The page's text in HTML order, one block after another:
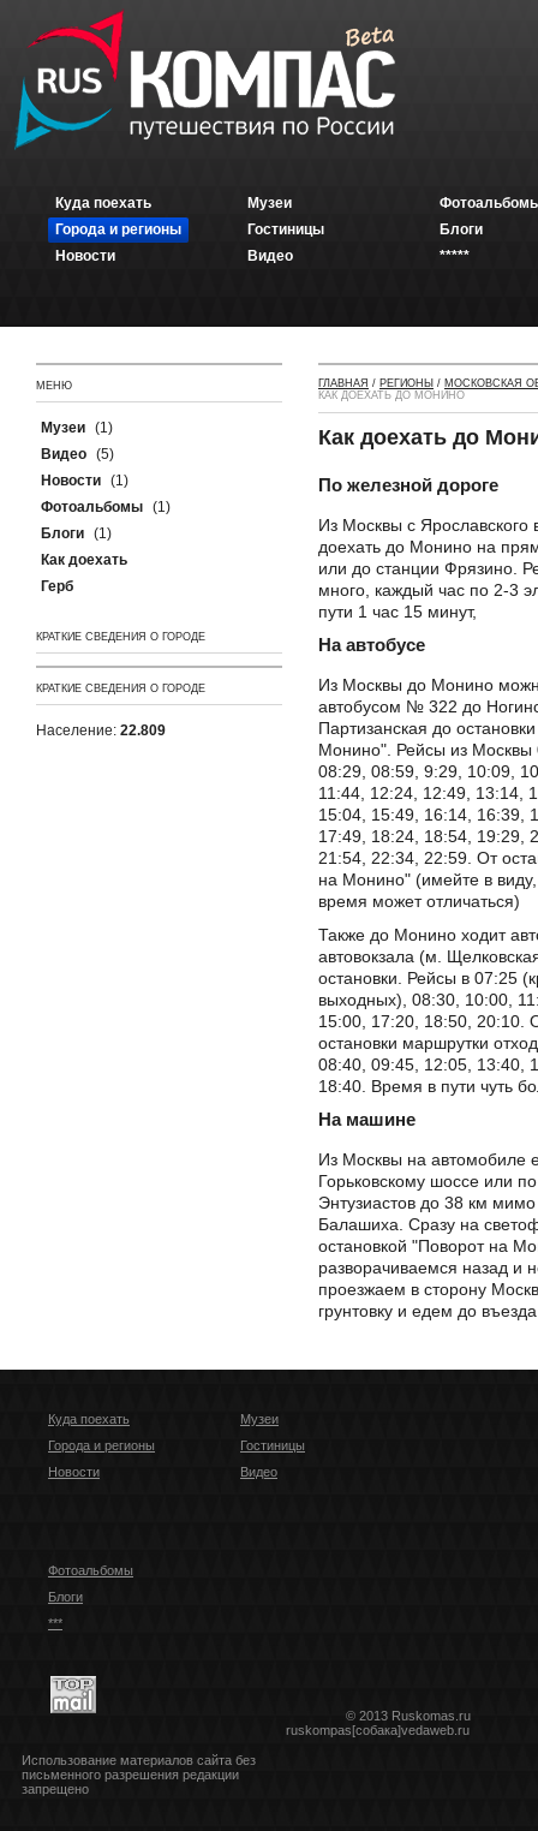
Куда поехать
Города и регионы
Новости
Музеи
Гостиницы
Видео
Блоги
*****
МЕНЮ
Музеи (1)
Видео (5)
Новости (1)
Фотоальбомы (1)
Блоги (1)
Как доехать
Герб
КРАТКИЕ СВЕДЕНИЯ О ГОРОДЕ
КРАТКИЕ СВЕДЕНИЯ О ГОРОДЕ
Население: 22.809
ГЛАВНАЯ / РЕГИОНЫ / МОСКОВСКАЯ
КАК ДОЕХАТЬ ДО МОНИНО
Как доехать до
По железной дороге
Из Москвы с Ярославского
доехать до Монино на
или до станции Фрязино.
много, каждый час по 2-3
пути 1 час 15 минут,
На автобусе
Из Москвы до Монино
автобусом № 322 до
Партизанская до
Монино". Рейсы из Москвы
08:29, 08:59, 9:29, 10:09,
11:44, 12:24, 12:49, 13:14,
15:04, 15:49, 16:14, 16:39,
17:49, 18:24, 18:54, 19:29,
21:54, 22:34, 22:59. От
на Монино" (имейте в
время может отличаться)
Также до Монино ходит
автовокзала (м.
остановки. Рейсы в 07:25
выходных), 08:30, 10:00,
15:00, 17:20, 18:50, 20:10.
остановки маршрутки
08:40, 09:45, 12:05, 13:40,
18:40. Время в пути чуть
На машине
Из Москвы на автомобиле
Горьковскому шоссе или
Энтузиастов до 38 км
Балашиха. Сразу на
остановкой "Поворот на
разворачиваемся назад и
проезжаем в сторону
грунтовку и едем до
Куда поехать
Города и регионы
Новости
Музеи
Гостиницы
Видео
Фотоальбомы
Блоги
***
© 2013 Ruskomas.ru
ruskompas[собака]vedaweb.ru
Использование материалов сайта без
письменного разрешения редакции
запрещено